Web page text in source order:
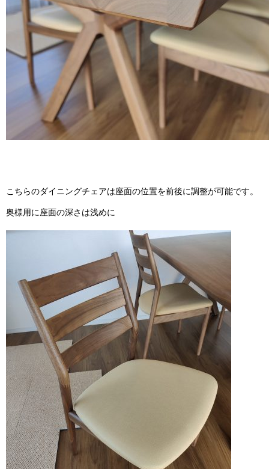
こちらのダイニングチェアは座面の位置を前後に調整が可能です。
奥様用に座面の深さは浅めに